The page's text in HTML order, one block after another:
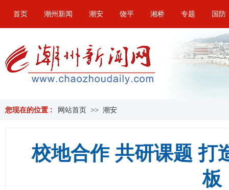
首页 潮州新闻 潮安 饶平 湘桥 专题 国防
您现在的位置 : 网站首页 >> 潮安
校地合作 共研课题 打
板